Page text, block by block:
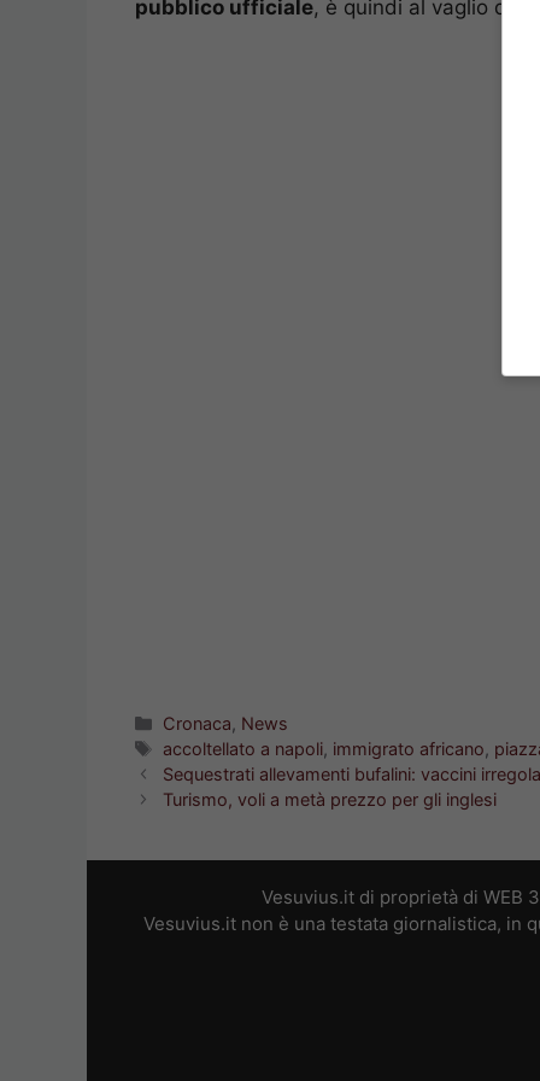
pubblico ufficiale, è quindi al vaglio
Categorie
Cronaca, News
Tag
accoltellato a napoli, immigrato africano,
Sequestrati allevamenti bufalini: vaccini
Turismo, voli a metà prezzo per gli inglesi
Vesuvius.it di proprietà di WEB
Vesuvius.it non è una testata giornalistica, in